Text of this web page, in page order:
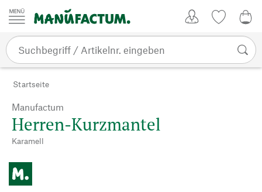
Zum Inhalt springen
Startseite
Manufactum
Herren-Kurzmantel
Karamell